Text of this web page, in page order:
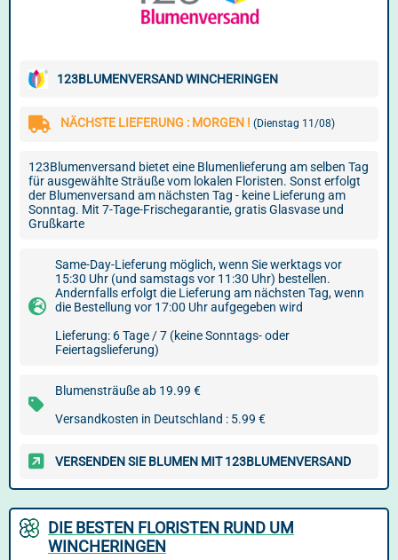
123BLUMENVERSAND WINCHERINGEN
NÄCHSTE LIEFERUNG : MORGEN ! (Dienstag 11/08)
123Blumenversand bietet eine Blumenlieferung am selben Tag
für ausgewählte Sträuße vom lokalen Floristen. Sonst erfolgt
der Blumenversand am nächsten Tag - keine Lieferung am
Sonntag. Mit 7-Tage-Frischegarantie, gratis Glasvase und
Grußkarte
Same-Day-Lieferung möglich, wenn Sie werktags vor
15:30 Uhr (und samstags vor 11:30 Uhr) bestellen.
Andernfalls erfolgt die Lieferung am nächsten Tag, wenn
die Bestellung vor 17:00 Uhr aufgegeben wird
Lieferung: 6 Tage / 7 (keine Sonntags- oder
Feiertagslieferung)
Blumensträuße ab 19.99 €
Versandkosten in Deutschland : 5.99 €
VERSENDEN SIE BLUMEN MIT 123BLUMENVERSAND
DIE BESTEN FLORISTEN RUND UM
WINCHERINGEN